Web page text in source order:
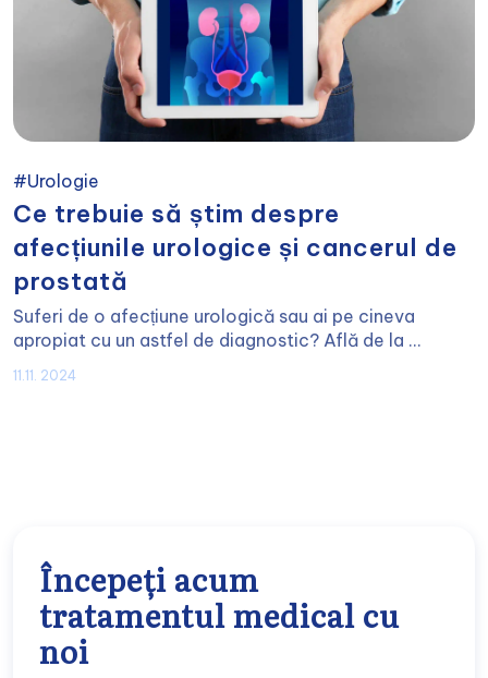
#Urologie
Ce trebuie să știm despre
afecțiunile urologice și cancerul de
prostată
Suferi de o afecțiune urologică sau ai pe cineva
apropiat cu un astfel de diagnostic? Află de la ...
11.11. 2024
Începeți acum
tratamentul medical cu
noi